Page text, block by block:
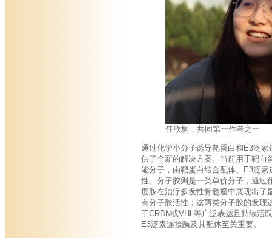
任欣桐，共同第一作者之一
通过化学小分子诱导靶蛋白和E3泛
供了全新的解决方案。当前用于靶向
能分子，由靶蛋白结合配体、E3泛
性。分子胶则是一类单价分子，通过
度胺在治疗多发性骨髓瘤中展现出
有分子胶活性；这两类分子胶的发现
于CRBN或VHL等广泛表达且持续活
E3泛素连接酶及其配体至关重要。